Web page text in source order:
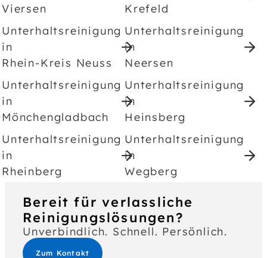
Viersen
Unterhaltsreinigung
in
Rhein-Kreis Neuss
Unterhaltsreinigung
in
Mönchengladbach
Unterhaltsreinigung
in
Rheinberg
Krefeld
Unterhaltsreinigung
in
Neersen
Unterhaltsreinigung
in
Heinsberg
Unterhaltsreinigung
in
Wegberg
Bereit für verlassliche
Reinigungslösungen?
Unverbindlich. Schnell. Persönlich.
Zum Kontakt